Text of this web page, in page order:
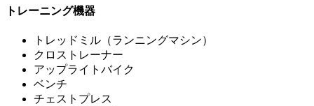
トレーニング機器
トレッドミル（ランニングマシン）
クロストレーナー
アップライトバイク
ベンチ
チェストプレス